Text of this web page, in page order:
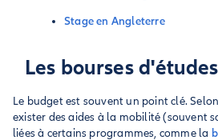
Stage en Angleterre
Les bourses
Le budget est souvent un point clé.
exister des aides à la mobilité (souvent
liées à certains programmes, comme la